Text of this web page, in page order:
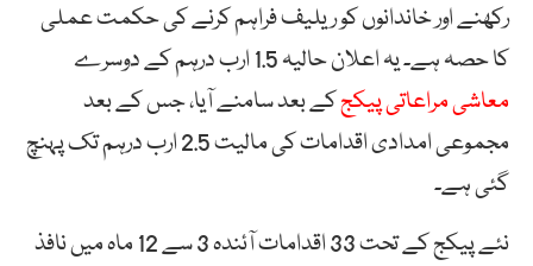
رکھنے اور خاندانوں کو ریلیف فراہم کرنے کی حکمت عملی
کا حصہ ہے۔ یہ اعلان حالیہ 1.5 ارب درہم کے دوسرے
معاشی مراعاتی پیکجکے بعد سامنے آیا، جس کے بعد
مجموعی امدادی اقدامات کی مالیت 2.5 ارب درہم تک پہنچ
گئی ہے۔
نئے پیکج کے تحت 33 اقدامات آئندہ 3 سے 12 ماہ میں نافذ